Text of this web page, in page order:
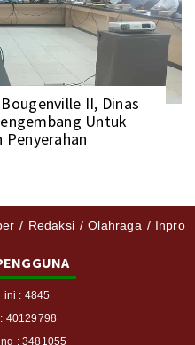
II, Dinas
Untuk
Penyerahan
Redaksi Olahraga Inpro
ini : 4845
40129798
: 3481055